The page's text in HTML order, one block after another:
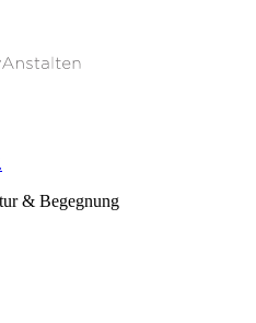
& Begegnung